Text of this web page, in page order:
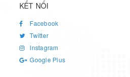
KẾT NỐI
Facebook
Twitter
Instagram
Google Plus